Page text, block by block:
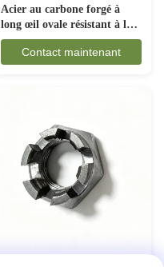
Acier au carbone forgé à
long œil ovale résistant à la
rouille pour les engins
maritimes
Contact maintenant